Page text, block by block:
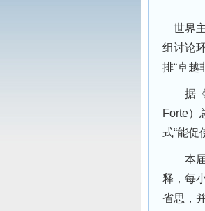
世界主
组讨论
排“卓越
据《
Forte）
式“能促
本届
释，每
省思，